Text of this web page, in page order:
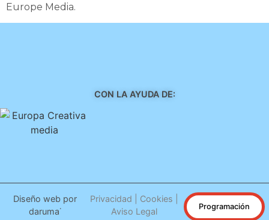
Europe Media.
CON LA AYUDA DE:
Privacidad Cookies
Aviso Legal
Programación
Diseño web por
daruma˙